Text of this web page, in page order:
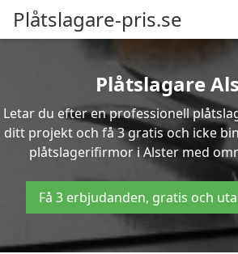
Plåtslagare-pris.se
Plåtslagare
Letar du efter en professionell
ditt projekt och få 3 gratis och icke
plåtslagerifirmor i Alster med
Få 3 erbjudanden, gratis och